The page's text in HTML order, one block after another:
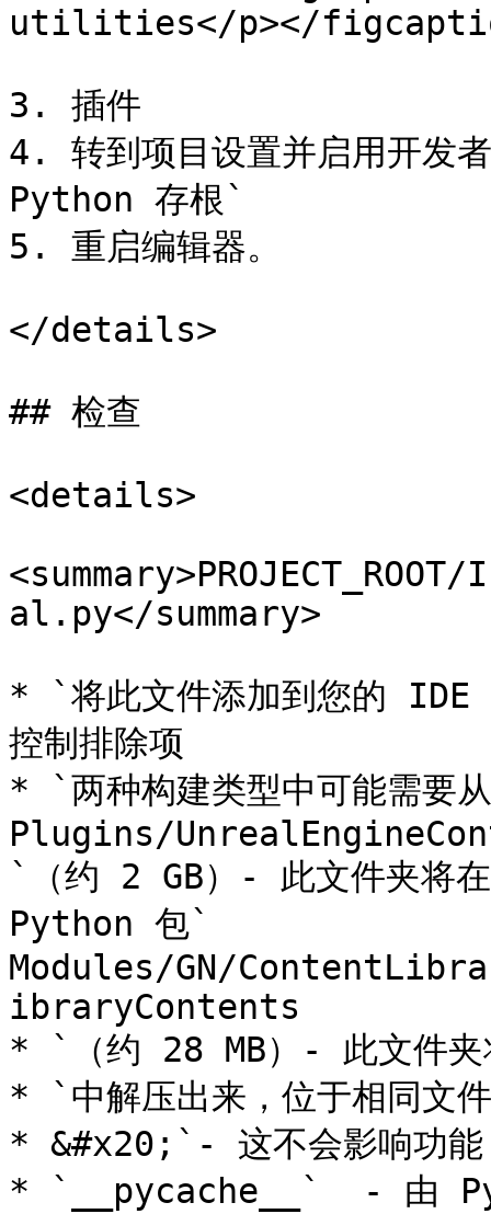
utilities</p></
3. 插件
4. 转到项目设置并启用开发
Python 存根`
5. 重启编辑器。
</details>
## 检查
<details>
al.py</summary>
* `将此文件添加到您的 IDE
控制排除项
* `两种构建类型中可能需要
Plugins/
`（约 2 GB）- 此文件夹将在
Python 包`
Modules/GN/
ibraryContents
* `（约 28 MB）- 此文件
* `中解压出来，位于相同
* &#x20;`- 这不会影响功
* `__pycache__`  - 由